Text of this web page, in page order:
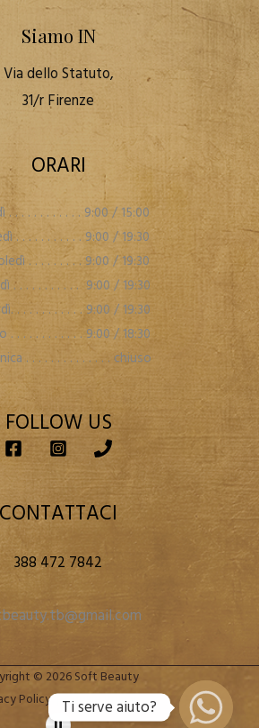
Siamo IN
Via dello Statuto,
31/r Firenze
ORARI
. . . . . . . . . . . . 9:00 / 15:00
. . . . . . . . . . . 9:00 / 19:30
. . . . . . . . . 9:00 / 19:30
. . . . . . . . . . . 9:00 / 19:30
. . . . . . . . . . . 9:00 / 19:30
. . . . . . . . . . . . 9:00 / 18:30
. . . . . . . . . . . . . . chiuso
FOLLOW US
CONTATTACI
388 472 7842
© 2026 Soft Beauty
Policy|Cookie Policy
Ti serve aiuto?